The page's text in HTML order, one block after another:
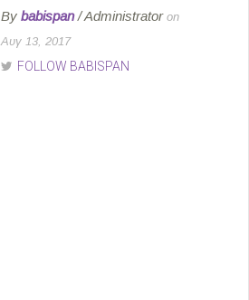
By babispan/ Administrator on
Αυγ 13, 2017
FOLLOW BABISPAN